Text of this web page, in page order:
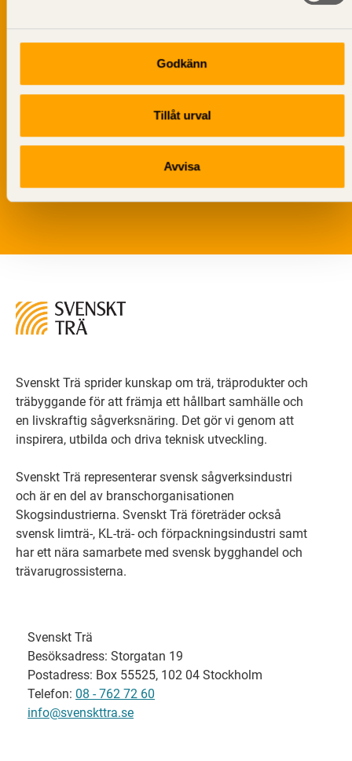
Godkänn
Tillåt urval
Avvisa
Vi värnar om personlig integritet vilket innebär att dina
Genom att klicka på skicka lämnar du ditt samtycke.
Läs vårintegritetspolicy.
Svenskt Trä sprider kunskap om trä, träprodukter och
träbyggande för att främja ett hållbart samhälle och
en livskraftig sågverksnäring. Det gör vi genom att
inspirera, utbilda och driva teknisk utveckling.
Svenskt Trä representerar svensk sågverksindustri
och är en del av branschorganisationen
Skogsindustrierna. Svenskt Trä företräder också
svensk limträ-, KL-trä- och förpackningsindustri samt
har ett nära samarbete med svensk bygghandel och
trävarugrossisterna.
Svenskt Trä
Besöksadress: Storgatan 19
Postadress: Box 55525, 102 04 Stockholm
Telefon: 08 - 762 72 60
info@svenskttra.se